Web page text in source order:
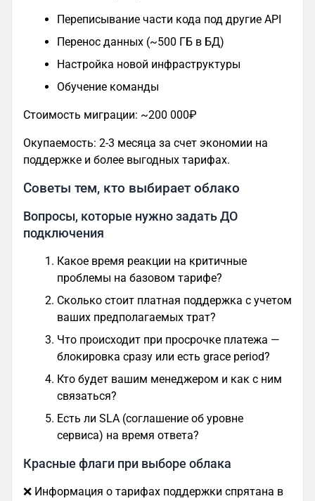
Переписывание части кода под другие API
Перенос данных (~500 ГБ в БД)
Настройка новой инфраструктуры
Обучение команды
Стоимость миграции: ~200 000₽
Окупаемость: 2-3 месяца за счет экономии на
поддержке и более выгодных тарифах.
Советы тем, кто выбирает облако
Вопросы, которые нужно задать ДО
подключения
Какое время реакции на критичные
проблемы на базовом тарифе?
Сколько стоит платная поддержка с учетом
ваших предполагаемых трат?
Что происходит при просрочке платежа —
блокировка сразу или есть grace period?
Кто будет вашим менеджером и как с ним
связаться?
Есть ли SLA (соглашение об уровне
сервиса) на время ответа?
Красные флаги при выборе облака
❌ Информация о тарифах поддержки спрятана в